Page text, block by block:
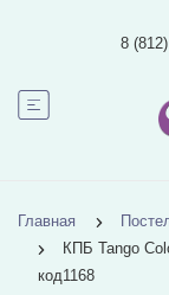
8
Главная
КПБ Tango
код1168